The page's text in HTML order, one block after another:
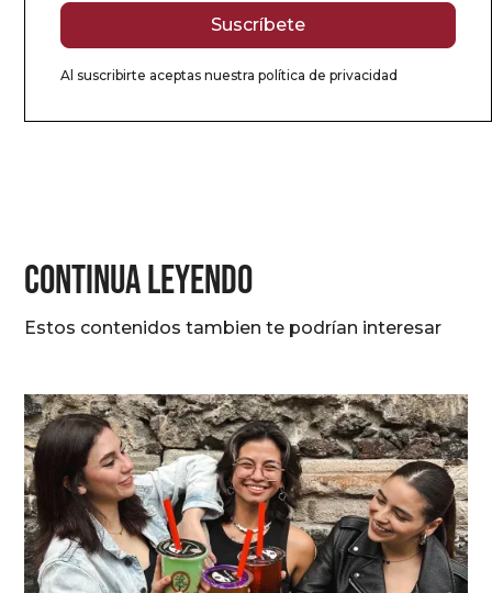
Al suscribirte aceptas nuestrapolítica de privacidad
CONTINUA LEYENDO
Estos contenidos tambien te podrían interesar